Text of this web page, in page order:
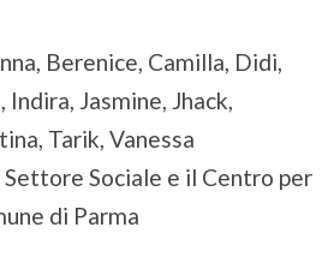
Berenice, Camilla, Didi,
Jasmine, Jhack,
Tarik, Vanessa
Sociale e il Centro per
di Parma